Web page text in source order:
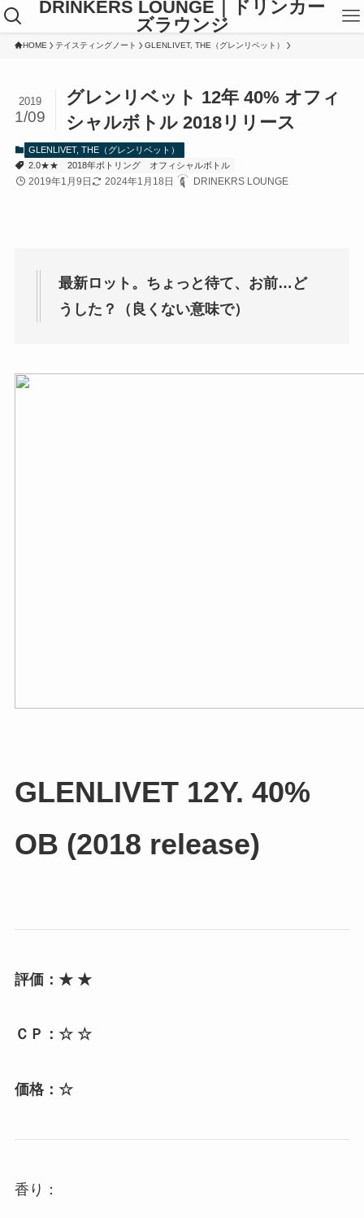
DRINKERS LOUNGE｜ドリンカー
ズラウンジ
HOME テイスティングノート GLENLIVET, THE（グレンリベット）
グレンリベット 12年 40% オフィ
シャルボトル 2018リリース
2019
1/09
GLENLIVET, THE（グレンリベット）
2.0★★
2018年ボトリング オフィシャルボトル
2019年1月9日 2024年1月18日 DRINEKRS LOUNGE
最新ロット。ちょっと待て、お前…ど
うした？（良くない意味で）
GLENLIVET 12Y. 40%
OB (2018 release)
評価：★ ★
ＣＰ：☆ ☆
価格：☆
香り：